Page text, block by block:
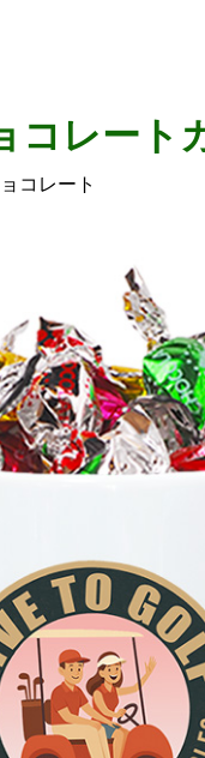
コレート
コレート